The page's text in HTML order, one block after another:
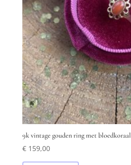
9k vintage gouden ring met bloedkoraal
€159,00